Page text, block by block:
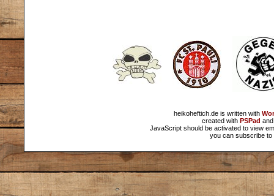
heikoheftich.de is written with
created with PSPad
JavaScript should be activated to view
you can subscribe